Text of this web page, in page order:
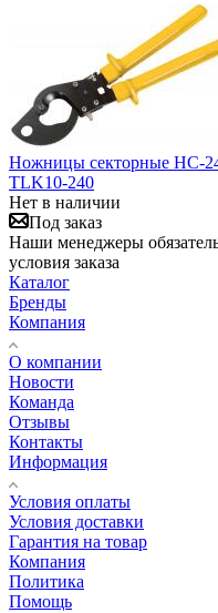
Ножницы секторные НС-
TLK10-240
Нет в наличии
Под заказ
Наши менеджеры
условия заказа
Каталог
Бренды
Компания
О компании
Новости
Команда
Отзывы
Контакты
Информация
Условия оплаты
Условия доставки
Гарантия на товар
Компания
Политика
Помощь